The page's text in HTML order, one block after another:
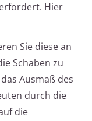
Hier
Sie diese an
Schaben zu
Ausmaß des
durch die
die